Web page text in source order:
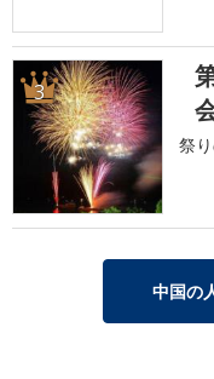
3
祭
中国の